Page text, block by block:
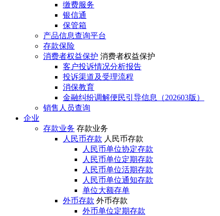
缴费服务
银信通
保管箱
产品信息查询平台
存款保险
消费者权益保护 消费者权益保护
客户投诉情况分析报告
投诉渠道及受理流程
消保教育
金融纠纷调解便民引导信息（202603版）
销售人员查询
企业
存款业务 存款业务
人民币存款 人民币存款
人民币单位协定存款
人民币单位定期存款
人民币单位活期存款
人民币单位通知存款
单位大额存单
外币存款 外币存款
外币单位定期存款